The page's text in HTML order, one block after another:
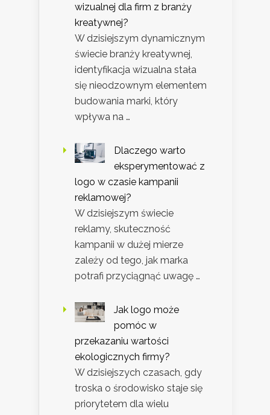
wizualnej dla firm z branży
kreatywnej?
W dzisiejszym dynamicznym
świecie branży kreatywnej,
identyfikacja wizualna stała
się nieodzownym elementem
budowania marki, który
wpływa na …
Dlaczego warto
eksperymentować z
logo w czasie kampanii
reklamowej?
W dzisiejszym świecie
reklamy, skuteczność
kampanii w dużej mierze
zależy od tego, jak marka
potrafi przyciągnąć uwagę …
Jak logo może
pomóc w
przekazaniu wartości
ekologicznych firmy?
W dzisiejszych czasach, gdy
troska o środowisko staje się
priorytetem dla wielu